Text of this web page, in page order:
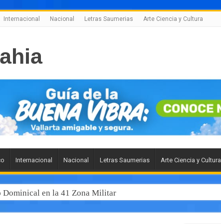
Internacional Nacional Letras Saumerias Arte Ciencia y Cultura
Internacional Nacional Letras Saumerias Arte Ciencia y Cultura
Dominical en la 41 Zona Militar